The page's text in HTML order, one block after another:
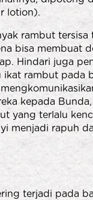
lotion).
rambut tersisa
bisa membuat
Hindari juga
rambut pada
kepada
yang terlalu
menjadi rapuh
terjadi pada